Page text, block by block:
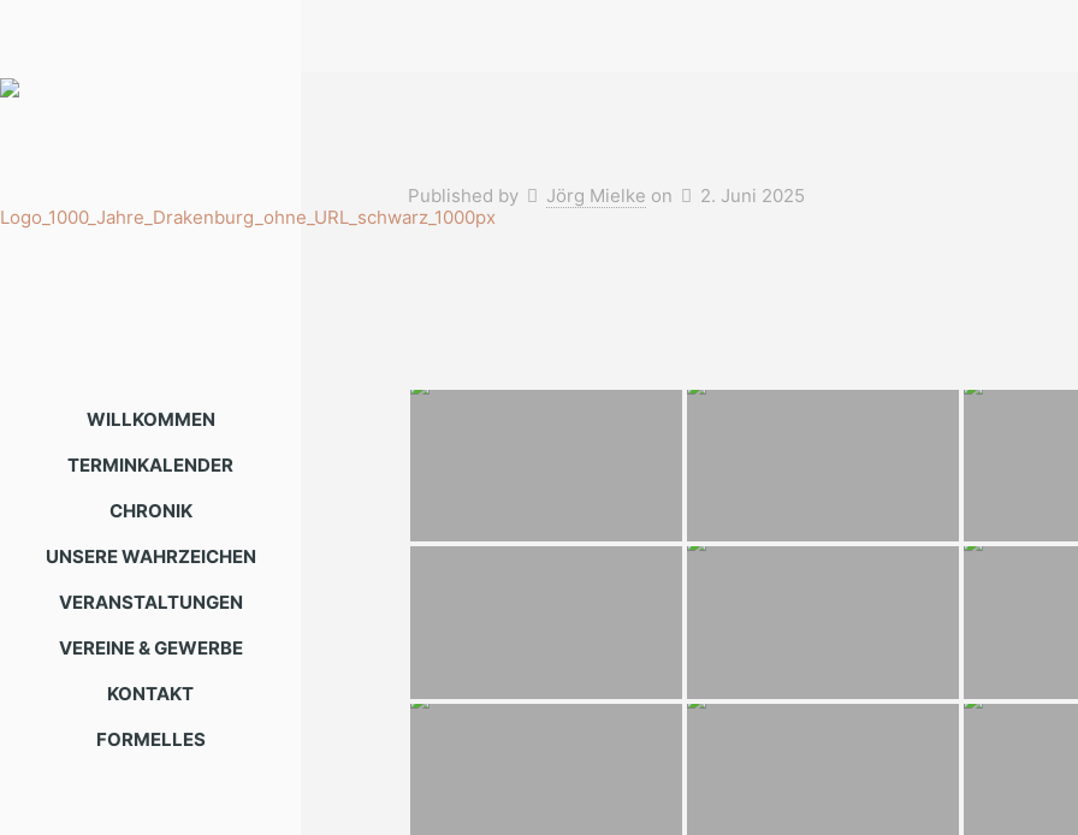
WILLKOMMEN
TERMINKALENDER
CHRONIK
UNSERE WAHRZEICHEN
VERANSTALTUNGEN
VEREINE & GEWERBE
KONTAKT
FORMELLES
Published by Jörg Mielke on 2. Juni 2025